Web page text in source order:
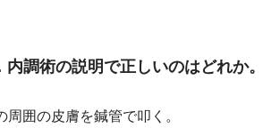
内調術の説明で正しいのはどれか。
周囲の皮膚を鍼管で叩く。